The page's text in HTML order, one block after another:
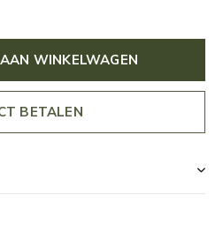
WINKELWAGEN
BETALEN